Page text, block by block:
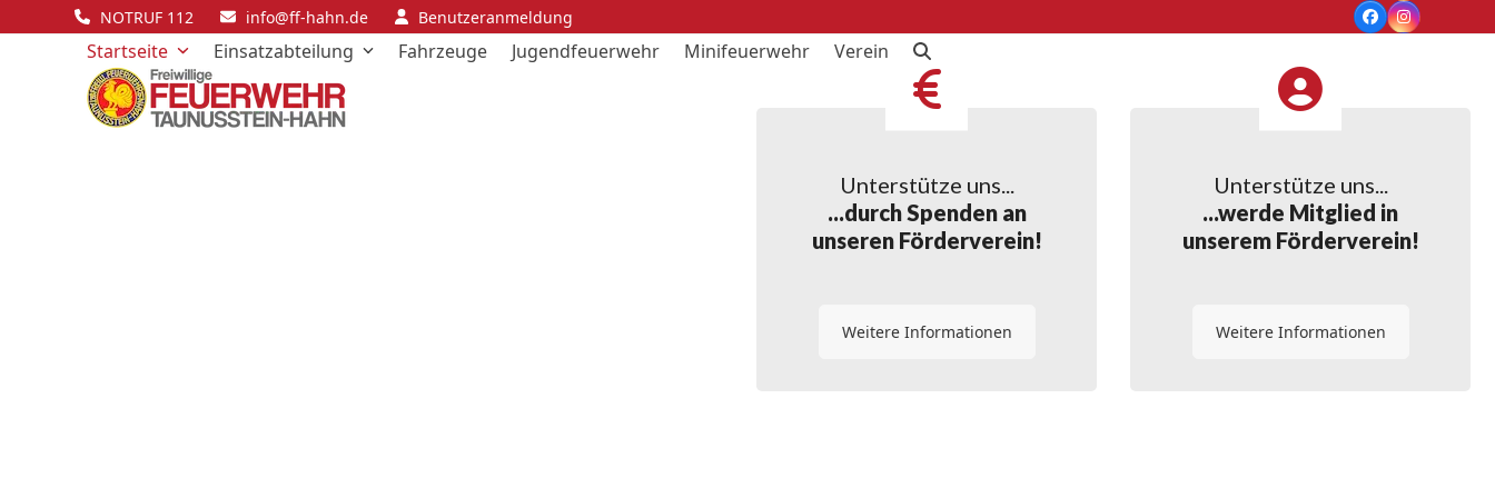
to
NOTRUF 112 info@ff-hahn.de Benutzeranmeldung FacebookInstagram
Startseite Einsatzabteilung Fahrzeuge Jugendfeuerwehr Minifeuerwehr Verein
Unterstütze uns...
...durch Spenden an
unseren Förderverein!
Weitere Informationen
Unterstütze uns...
...werde Mitglied in
unserem Förderverein!
Weitere Informationen